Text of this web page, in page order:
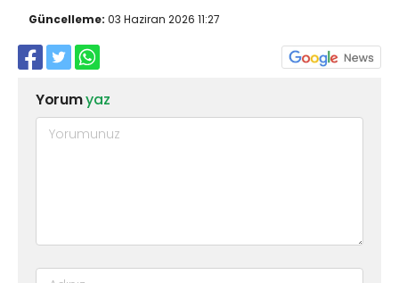
Güncelleme: 03 Haziran 2026 11:27
Yorumyaz